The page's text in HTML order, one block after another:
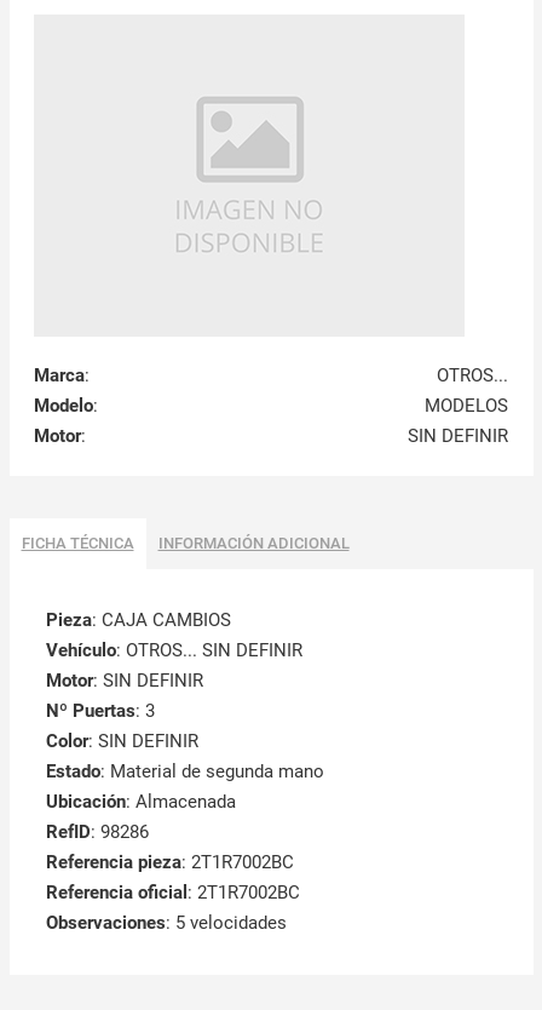
Marca:
OTROS...
Modelo:
MODELOS
Motor: SIN DEFINIR
FICHA TÉCNICA INFORMACIÓN ADICIONAL
Pieza: CAJA CAMBIOS
Vehículo: OTROS... SIN DEFINIR
Motor: SIN DEFINIR
Nº Puertas: 3
Color: SIN DEFINIR
Estado: Material de segunda mano
Ubicación: Almacenada
RefID: 98286
Referencia pieza: 2T1R7002BC
Referencia oficial : 2T1R7002BC
Observaciones: 5 velocidades